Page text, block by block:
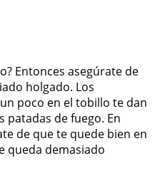
Entonces asegúrate de
holgado. Los
poco en el tobillo te dan
de fuego. En
de que te quede bien en
queda demasiado